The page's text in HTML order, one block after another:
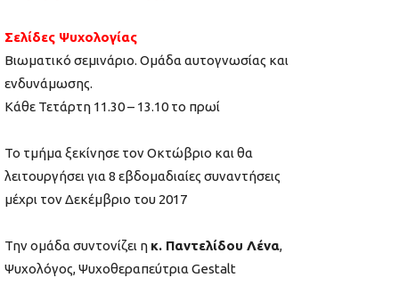
Σελίδες Ψυχολογίας
Βιωματικό σεμινάριο. Ομάδα αυτογνωσίας και
ενδυνάμωσης.
Κάθε Τετάρτη 11.30 – 13.10 το πρωί
Το τμήμα ξεκίνησε τον Οκτώβριο και θα
λειτουργήσει για 8 εβδομαδιαίες συναντήσεις
μέχρι τον Δεκέμβριο του 2017
Την ομάδα συντονίζει η κ. Παντελίδου Λένα,
Ψυχολόγος, Ψυχοθεραπεύτρια Gestalt